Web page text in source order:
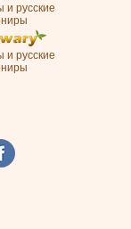
русские
русские